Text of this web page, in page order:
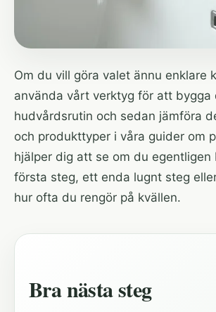
Om du vill göra valet ännu enklare
använda vårt verktyg för att bygga
hudvårdsrutin och sedan jämföra
och produkttyper i våra guider om
hjälper dig att se om du egentligen
första steg, ett enda lugnt steg
hur ofta du rengör på kvällen.
Bra nästa steg